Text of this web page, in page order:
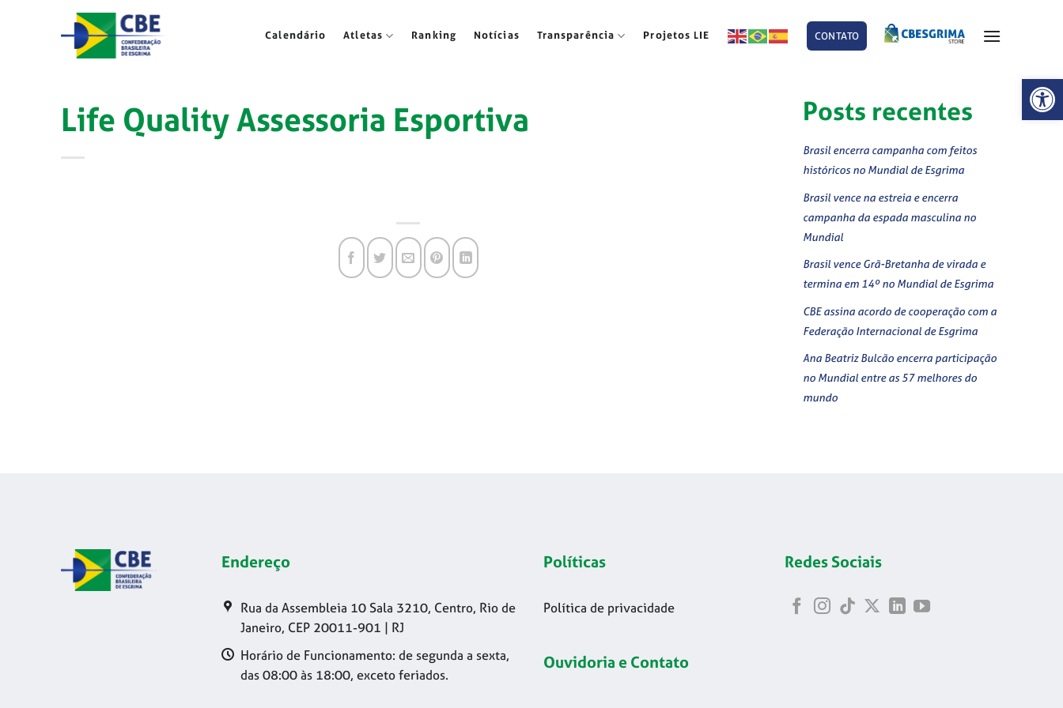
Abrir
Calendário Atletas Ranking Notícias Transparência Projetos LIE CONTATO
Life Quality Assessoria Esportiva Posts recentes
Brasil encerra campanha com feitos
históricos no Mundial de Esgrima
Brasil vence na estreia e encerra
campanha da espada masculina no
Mundial
Brasil vence Grã-Bretanha de virada e
termina em 14º no Mundial de Esgrima
CBE assina acordo de cooperação com a
Federação Internacional de Esgrima
Ana Beatriz Bulcão encerra participação
no Mundial entre as 57 melhores do
mundo
Endereço
Rua da Assembleia 10 Sala 3210, Centro, Rio de
Janeiro, CEP 20011-901 | RJ
Horário de Funcionamento: de segunda a sexta,
das 08:00 às 18:00, exceto feriados.
Políticas
Política de privacidade
Ouvidoria e Contato
Redes Sociais